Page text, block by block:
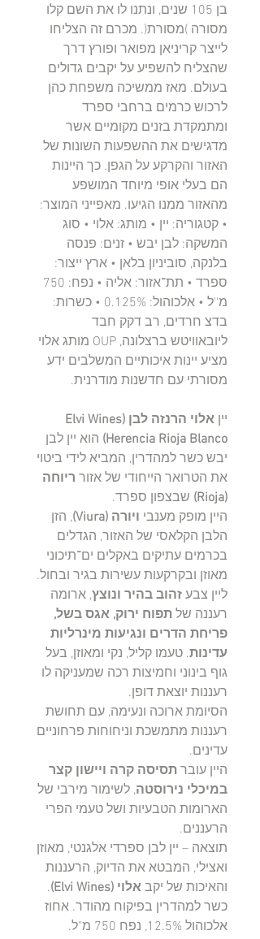
בן 105 שנים, ונתנו לו את השם קלו
מסורה )מסורת(. מכרם זה הצליחו
לייצר קריניאן מפואר ופורץ דרך
שהצליח להשפיע על יקבים גדולים
בעולם. מאז ממשיכה משפחת כהן
לרכוש כרמים ברחבי ספרד
ומתמקדת בזנים מקומיים אשר
מדגישים את ההשפעות השונות של
האזור והקרקע על הגפן. כך היינות
הם בעלי אופי מיוחד המושפע
מהאזור ממנו הגיעו. מאפייני המוצר:
• קטגוריה: יין • מותג: אלוי • סוג
המשקה: לבן יבש • זנים: פנסה
בלנקה, סוביניון בלאן • ארץ ייצור:
ספרד • תת־אזור: אליה • נפח: 750
מ''ל • אלכוהול: 0.125% • כשרות:
בדצ חרדים, רב דקק חבד
ליובאוויטש ברצלונה, OUP מותג אלוי
מציע יינות איכותיים המשלבים ידע
מסורתי עם חדשנות מודרנית.
יין
אלוי הרנזה לבן (Elvi Wines
Herencia Rioja Blanco) הוא יין לבן
יבש כשר למהדרין, המביא לידי ביטוי
את הטרואר הייחודי של אזור ריוחה
(Rioja)
שבצפון ספרד.
היין מופק מענבי ויורה (Viura)
, הזן
הלבן הקלאסי של האזור, הגדלים
בכרמים עתיקים באקלים ים־תיכוני
מאוזן ובקרקעות עשירות בגיר ובחול.
ליין צבע זהוב בהיר ונוצץ, ארומה
רעננה של תפוח ירוק, אגס בשל,
פריחת הדרים ונגיעות מינרליות
עדינות. טעמו קליל, נקי ומאוזן, בעל
גוף בינוני וחמיצות רכה שמעניקה לו
רעננות יוצאת דופן.
הסיומת ארוכה ונעימה, עם תחושת
רעננות מתמשכת וניחוחות פרחוניים
עדינים.
היין עובר תסיסה קרה ויישון קצר
במיכלי נירוסטה, לשימור מירבי של
הארומות הטבעיות ושל טעמי הפרי
הרעננים.
תוצאה – יין לבן ספרדי אלגנטי, מאוזן
ואצילי, המבטא את הדיוק, הרעננות
והאיכות של יקב אלוי (Elvi Wines)
.
כשר למהדרין בפיקוח מהודר. אחוז
אלכוהול ‎12.5%‎, נפח ‎750 מ"ל‎.